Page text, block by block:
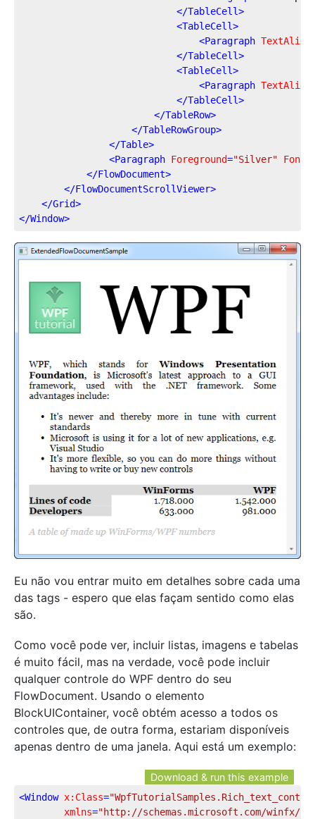
</TableCell>
<TableCell>
<Paragraph
</TableCell>
<TableCell>
<Paragraph
</TableCell>
</TableRow>
</TableRowGroup>
</Table>
<Paragraph Foreground="Silver"
</FlowDocument>
</FlowDocumentScrollViewer>
</Grid>
</Window>
Eu não vou entrar muito em detalhes sobre cada uma
das tags - espero que elas façam sentido como elas
são.
Como você pode ver, incluir listas, imagens e tabelas
é muito fácil, mas na verdade, você pode incluir
qualquer controle do WPF dentro do seu
FlowDocument. Usando o elemento
BlockUIContainer, você obtém acesso a todos os
controles que, de outra forma, estariam disponíveis
apenas dentro de uma janela. Aqui está um exemplo:
Download & run this example
<Window x:Class=
xmlns="http://schemas.microsoft.com/winfx/